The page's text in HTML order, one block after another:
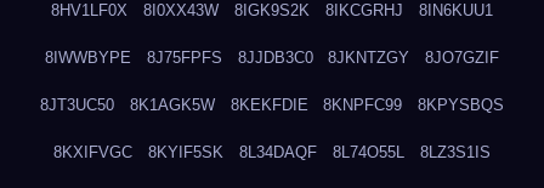
8HV1LF0X 8I0XX43W 8IGK9S2K 8IKCGRHJ 8IN6KUU1
8IWWBYPE 8J75FPFS 8JJDB3C0 8JKNTZGY 8JO7GZIF
8JT3UC50 8K1AGK5W 8KEKFDIE 8KNPFC99 8KPYSBQS
8KXIFVGC 8KYIF5SK 8L34DAQF 8L74O55L 8LZ3S1IS